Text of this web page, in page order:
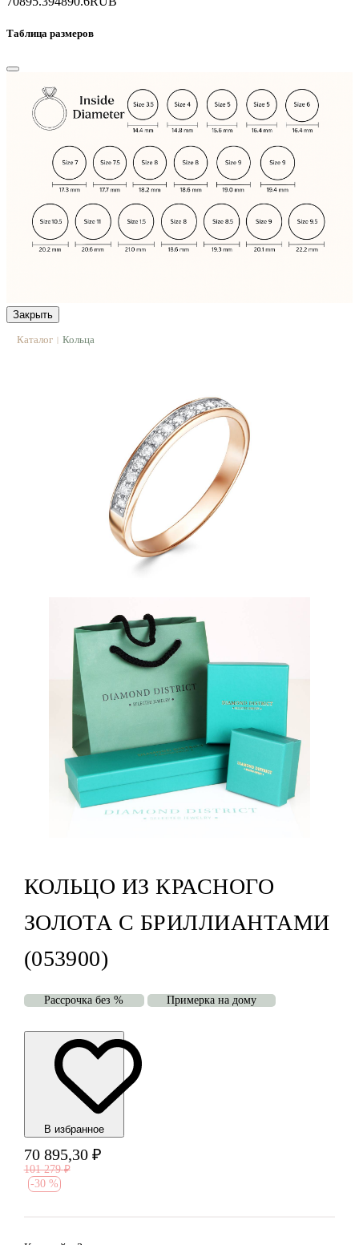
Таблица размеров
Закрыть
Каталог | Кольца
КОЛЬЦО ИЗ КРАСНОГО
ЗОЛОТА С БРИЛЛИАНТАМИ
(053900)
Рассрочка без % Примерка на дому
В избранноe
70 895,30 ₽
101 279 ₽
-30 %